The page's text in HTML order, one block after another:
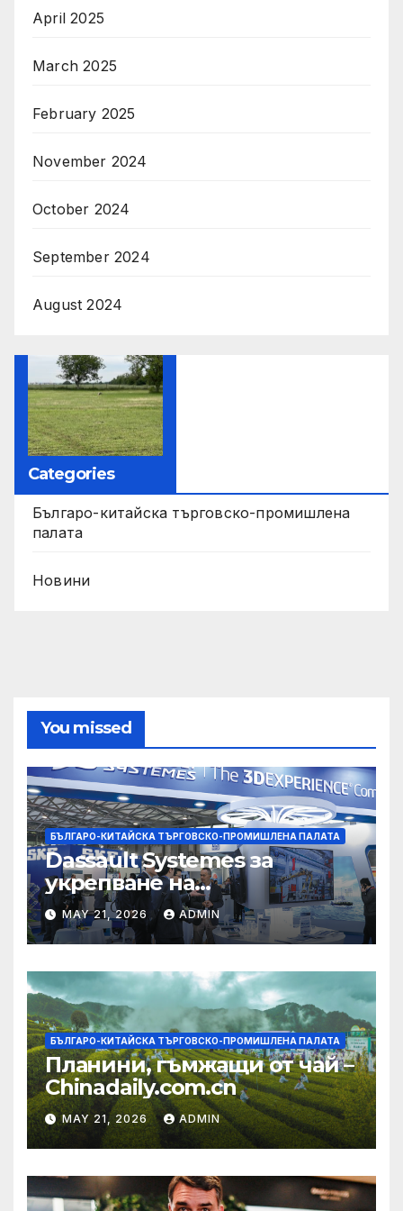
April 2025
March 2025
February 2025
November 2024
October 2024
September 2024
August 2024
Categories
Българо-китайска търговско-промишлена
палата
Новини
You missed
БЪЛГАРО-КИТАЙСКА ТЪРГОВСКО-ПРОМИШЛЕНА ПАЛАТА
Dassault Systemes за
укрепване на
изграждането на AI
екосистема в Китай
MAY 21, 2026 ADMIN
БЪЛГАРО-КИТАЙСКА ТЪРГОВСКО-ПРОМИШЛЕНА ПАЛАТА
Планини, гъмжащи от чай –
Chinadaily.com.cn
MAY 21, 2026 ADMIN